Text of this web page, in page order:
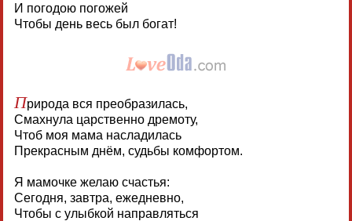
И погодою погожей
Чтобы день весь был богат!
Природа вся преобразилась,
Смахнула царственно дремоту,
Чтоб моя мама насладилась
Прекрасным днём, судьбы комфортом.
Я мамочке желаю счастья:
Сегодня, завтра, ежедневно,
Чтобы с улыбкой направляться